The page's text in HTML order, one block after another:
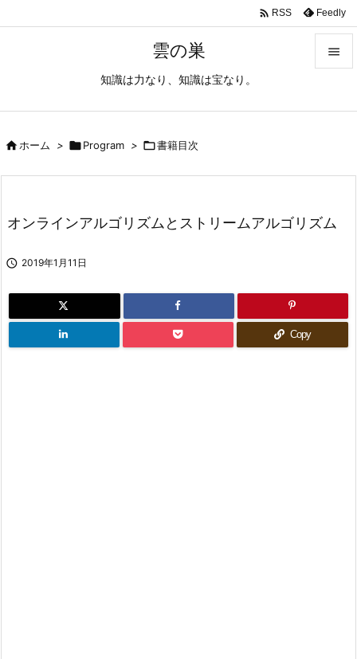
雲の巣
知識は力なり、知識は宝なり。

次へ
 RSS Feedly
ホーム > Program > 書籍目次
オンラインアルゴリズムとストリームアルゴリズム
 2019年1月11日
Copy